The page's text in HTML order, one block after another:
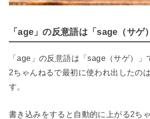
「age」の反意語は「sage（サゲ
「age」の反意語は「sage（サゲ）」
2ちゃんねるで最初に使われ出したの
す。
書き込みをすると自動的に上がる2ち